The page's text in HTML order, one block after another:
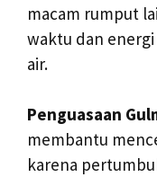
macam rumput
waktu dan
air.
Penguasaan
membantu
karena